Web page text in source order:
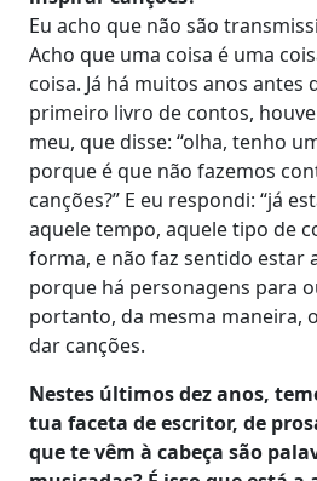
Eu acho que não são
Acho que uma coisa é uma
coisa. Já há muitos anos antes
primeiro livro de contos,
meu, que disse: “olha, tenho
porque é que não fazemos
canções?” E eu respondi: “já
aquele tempo, aquele tipo de
forma, e não faz sentido estar
porque há personagens para
portanto, da mesma maneira,
dar canções.
Nestes últimos dez anos,
tua faceta de escritor, de
que te vêm à cabeça são